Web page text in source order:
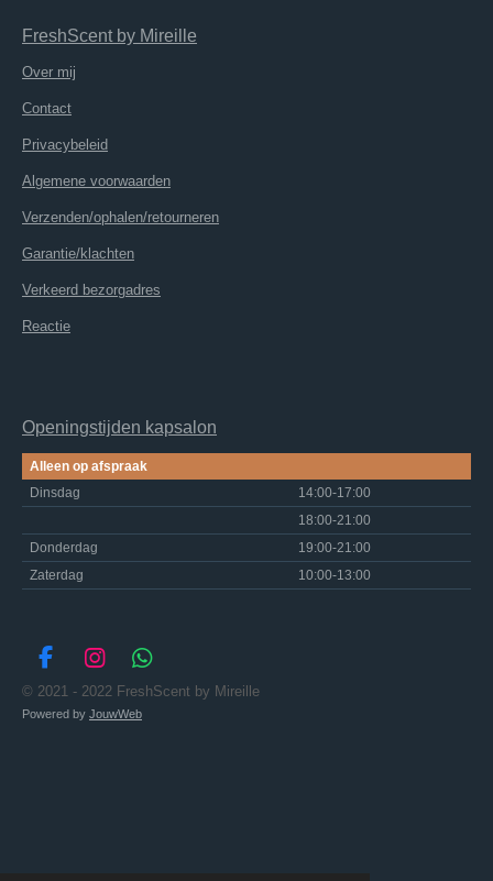
FreshScent by Mireille
Over mij
Contact
Privacybeleid
Algemene voorwaarden
Verzenden/ophalen/retourneren
Garantie/klachten
Verkeerd bezorgadres
Reactie
Openingstijden kapsalon
Alleen op afspraak
Dinsdag
14:00-17:00
18:00-21:00
Donderdag
19:00-21:00
Zaterdag
10:00-13:00
F
a
c
I
n
s
W
h
a
© 2021 - 2022 FreshScent by Mireille
Powered by JouwWeb